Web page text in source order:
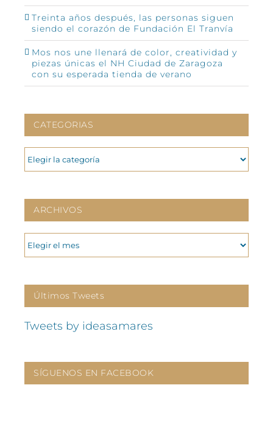
Treinta años después, las personas siguen
siendo el corazón de Fundación El Tranvía
Mos nos une llenará de color, creatividad y
piezas únicas el NH Ciudad de Zaragoza
con su esperada tienda de verano
CATEGORIAS
CATEGORIAS
ARCHIVOS
ARCHIVOS
Últimos Tweets
Tweets by ideasamares
SÍGUENOS EN FACEBOOK